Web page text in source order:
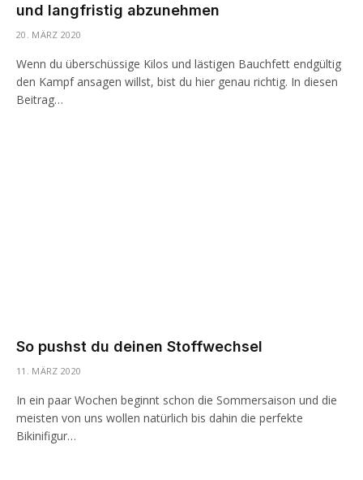
und langfristig abzunehmen
20. MÄRZ 2020
Wenn du überschüssige Kilos und lästigen Bauchfett endgültig
den Kampf ansagen willst, bist du hier genau richtig. In diesen
Beitrag…
So pushst du deinen Stoffwechsel
11. MÄRZ 2020
In ein paar Wochen beginnt schon die Sommersaison und die
meisten von uns wollen natürlich bis dahin die perfekte
Bikinifigur…